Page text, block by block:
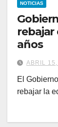
NOTICIAS
rebajar
años
ABRIL
El
rebajar la